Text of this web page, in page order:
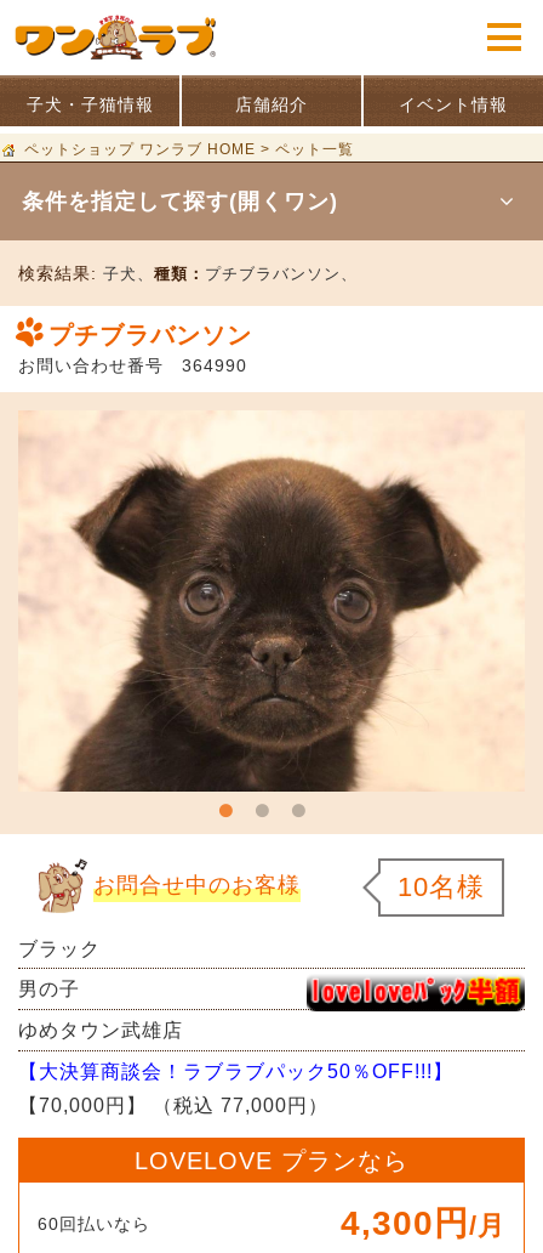
子犬・子猫情報 店舗紹介 イベント情報
ペットショップ ワンラブ HOME > ペット一覧
条件を指定して探す(開くワン)
検索結果: 子犬、 種類： プチブラバンソン、
プチブラバンソン
お問い合わせ番号 364990
お問合せ中のお客様 10名様
ブラック
男の子
ゆめタウン武雄店
【大決算商談会！ラブラブパック50％OFF!!!】
【70,000円】
（税込 77,000円）
LOVELOVE プランなら
60回払いなら 4,300円 /月